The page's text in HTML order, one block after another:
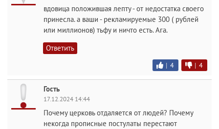
вдовица положившая лепту - от недостатка своего
принесла. а ваши - рекламируемые 300 ( рублей
или миллионов) тьфу и ничто есть. Ага.
Ответить
| 4 | 4
Гость
17.12.2024 14:44
Почему церковь отдаляется от людей? Почему
некогда прописные постулаты перестают